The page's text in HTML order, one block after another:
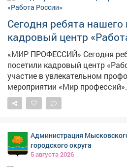
Сегодня ребята нашего
кадровый центр
«МИР ПРОФЕССИЙ» Сегодня ребята нашего центра
посетили кадровый центр
участие в увлекательном
мероприятии «Мир профессий». Подростки узнали,
какие профессии востребованы
чем они отличаются друг от
ребят шахтёрские
разобрали, кто такие шахтёры,
нужно обладать, чтобы
Администрация
городского округа
5 августа 2026